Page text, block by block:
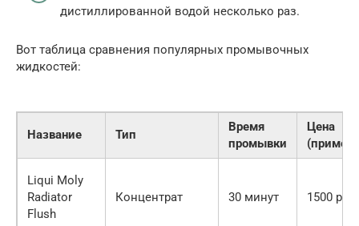
дистиллированной водой несколько раз.
Вот таблица сравнения популярных промывочных
жидкостей:
Название Тип
Время
промывки
Цена
Liqui Moly
Radiator
Flush
Концентрат 30 минут 1500 руб.